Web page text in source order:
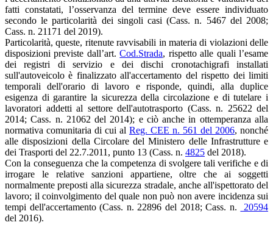
fatti constatati, l’osservanza del termine deve essere individuato
secondo le particolarità dei singoli casi (Cass. n. 5467 del 2008;
Cass. n. 21171 del 2019).
Particolarità, queste, ritenute ravvisabili in materia di violazioni delle
disposizioni previste dall’art.Cod.Strada, rispetto alle quali l’esame
dei registri di servizio e dei dischi cronotachigrafi installati
sull'autoveicolo è finalizzato all'accertamento del rispetto dei limiti
temporali dell'orario di lavoro e risponde, quindi, alla duplice
esigenza di garantire la sicurezza della circolazione e di tutelare i
lavoratori addetti al settore dell'autotrasporto (Cass. n. 25622 del
2014; Cass. n. 21062 del 2014); e ciò anche in ottemperanza alla
normativa comunitaria di cui al Reg. CEE n. 561 del 2006, nonché
alle disposizioni della Circolare del Ministero delle Infrastrutture e
dei Trasporti del 22.7.2011, punto 13 (Cass. n. 4825 del 2018).
Con la conseguenza che la competenza di svolgere tali verifiche e di
irrogare le relative sanzioni appartiene, oltre che ai soggetti
normalmente preposti alla sicurezza stradale, anche all'ispettorato del
lavoro; il coinvolgimento del quale non può non avere incidenza sui
tempi dell'accertamento (Cass. n. 22896 del 2018; Cass. n.
20594
del 2016).